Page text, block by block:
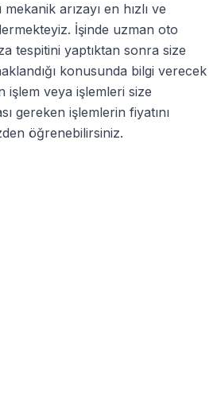
arızayı en hızlı ve
İşinde uzman oto
tespitini yaptıktan sonra size
konusunda bilgi verecek
işlem veya işlemleri size
gereken işlemlerin fiyatını
öğrenebilirsiniz.